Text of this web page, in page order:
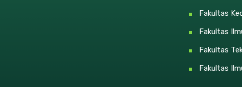
Fakultas
Fakultas
Fakultas
Fakultas